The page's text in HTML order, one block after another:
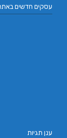
עסקים חדשים
ענן תגיות